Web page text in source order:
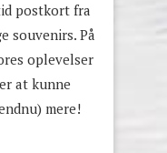
postkort fra
souvenirs. På
oplevelser
at kunne
mere!